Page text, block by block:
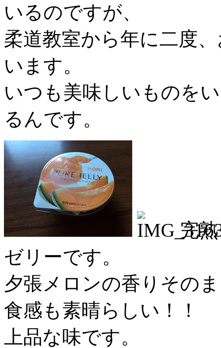
いるのですが、
柔道教室から年に二度
います。
いつも美味しいものを
るんです。
完
ゼリーです。
夕張メロンの香りその
食感も素晴らしい！！
上品な味です。